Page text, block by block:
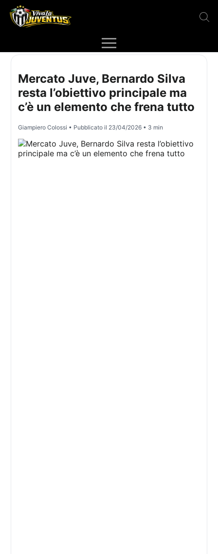
Mercato Juve, Bernardo Silva
resta l’obiettivo principale ma
c’è un elemento che frena tutto
Giampiero Colossi • Pubblicato il 23/04/2026 • 3 min